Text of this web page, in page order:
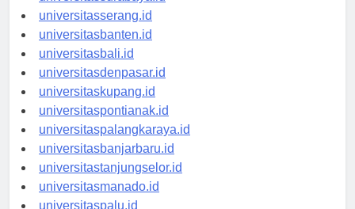
universitassurabaya.id
universitasserang.id
universitasbanten.id
universitasbali.id
universitasdenpasar.id
universitaskupang.id
universitaspontianak.id
universitaspalangkaraya.id
universitasbanjarbaru.id
universitastanjungselor.id
universitasmanado.id